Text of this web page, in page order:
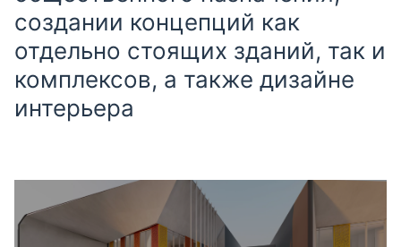
создании концепций как
отдельно стоящих зданий, так и
комплексов, а также дизайне
интерьера